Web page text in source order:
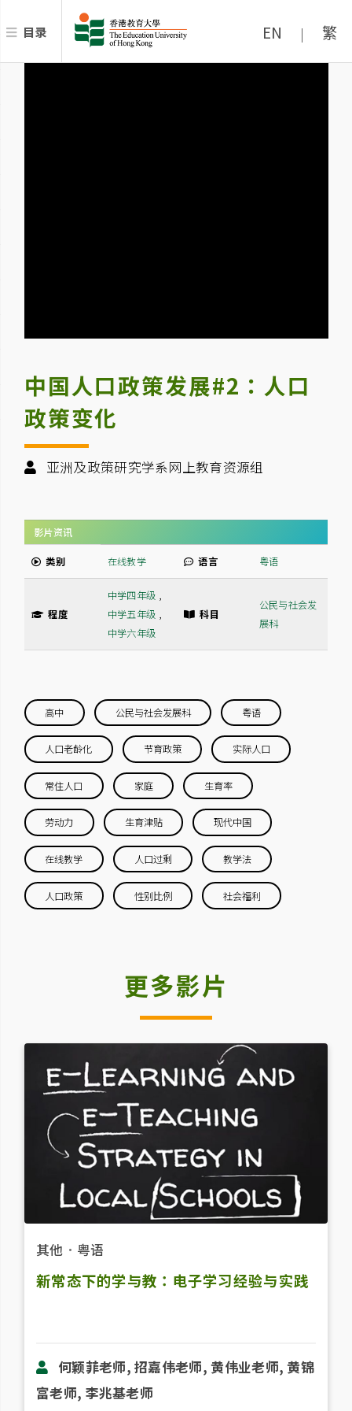
目录 EN | 繁
中国人口政策发展#2：人口
政策变化
亚洲及政策研究学系网上教育资源组
影片资讯
类别 在线教学 语言 粤语
程度
中学四年级 ,
中学五年级 ,
中学六年级
科目
公民与社会发
展科
高中 公民与社会发展科 粤语
人口老龄化 节育政策 实际人口
常住人口 家庭 生育率
劳动力 生育津贴 现代中国
在线教学 人口过剩 教学法
人口政策 性别比例 社会福利
更多影片
其他 ． 粤语
新常态下的学与教：电子学习经验与实践
何颖菲老师, 招嘉伟老师, 黄伟业老师, 黄锦
富老师, 李兆基老师